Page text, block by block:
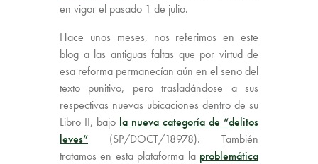
en vigor el pasado 1 de julio.
Hace unos meses, nos referimos en este
blog a las antiguas faltas que por virtud de
esa reforma permanecían aún en el seno del
texto punitivo, pero trasladándose a sus
respectivas nuevas ubicaciones dentro de su
Libro II, bajo la nueva categoría de “delitos
leves” (SP/DOCT/18978). También
tratamos en esta plataforma la problemática